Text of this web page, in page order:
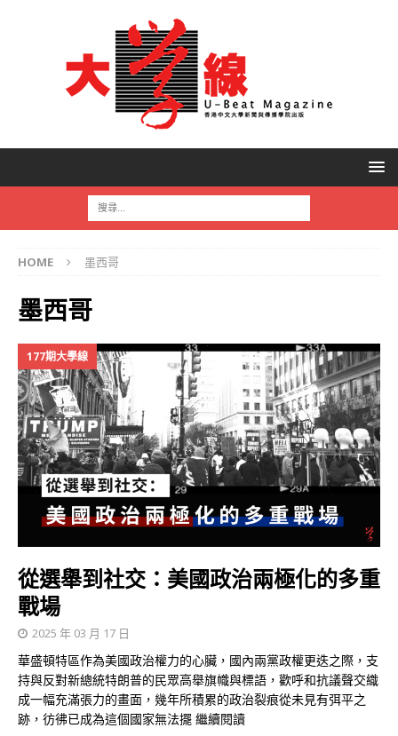
HOME 墨西哥
墨西哥
177期大學線
從選舉到社交：美國政治兩極化的多重
戰場
2025 年 03 月 17 日
華盛頓特區作為美國政治權力的心臟，國內兩黨政權更迭之際，支
持與反對新總統特朗普的民眾高舉旗幟與標語，歡呼和抗議聲交織
成一幅充滿張力的畫面，幾年所積累的政治裂痕從未見有弭平之
跡，彷彿已成為這個國家無法擺 繼續閱讀